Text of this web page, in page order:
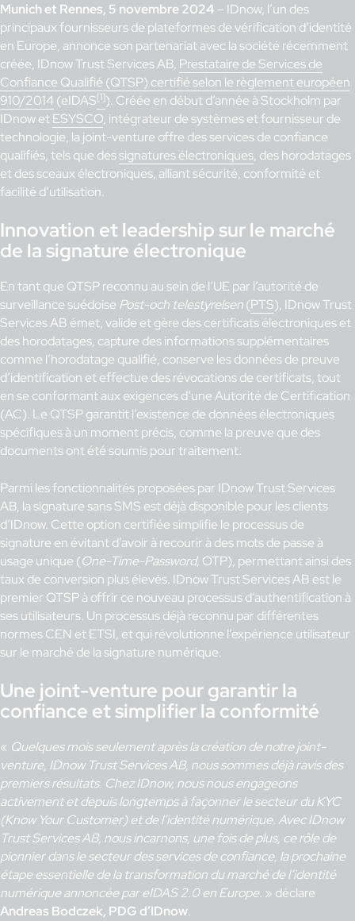
Munich et Rennes, 5 novembre 2024 – IDnow, l’un des
principaux fournisseurs de plateformes de vérification d’identité
en Europe, annonce son partenariat avec la société récemment
créée, IDnow Trust Services AB, Prestataire de Services de
Confiance Qualifié (QTSP) certifié selon le règlement européen
910/2014 (eIDAS[1]). Créée en début d’année à Stockholm par
IDnow etESYSCO, intégrateur de systèmes et fournisseur de
technologie, la joint-venture offre des services de confiance
qualifiés, tels que dessignatures électroniques, des horodatages
et des sceaux électroniques, alliant sécurité, conformité et
facilité d’utilisation.
Innovation et leadership sur le marché
de la signature électronique
En tant que QTSP reconnu au sein de l’UE par l’autorité de
surveillance suédoise Post-och telestyrelsen(PTS), IDnow Trust
Services AB émet, valide et gère des certificats électroniques et
des horodatages, capture des informations supplémentaires
comme l’horodatage qualifié, conserve les données de preuve
d’identification et effectue des révocations de certificats, tout
en se conformant aux exigences d’une Autorité de Certification
(AC). Le QTSP garantit l’existence de données électroniques
spécifiques à un moment précis, comme la preuve que des
documents ont été soumis pour traitement.
Parmi les fonctionnalités proposées par IDnow Trust Services
AB, la signature sans SMS est déjà disponible pour les clients
d’IDnow. Cette option certifiée simplifie le processus de
signature en évitant d’avoir à recourir à des mots de passe à
usage unique (One-Time-Password, OTP), permettant ainsi des
taux de conversion plus élevés. IDnow Trust Services AB est le
premier QTSP à offrir ce nouveau processus d’authentification à
ses utilisateurs. Un processus déjà reconnu par différentes
normes CEN et ETSI, et qui révolutionne l’expérience utilisateur
sur le marché de la signature numérique.
Une joint-venture pour garantir la
confiance et simplifier la conformité
« Quelques mois seulement après la création de notre joint-
venture, IDnow Trust Services AB, nous sommes déjà ravis des
premiers résultats. Chez IDnow, nous nous engageons
activement et depuis longtemps à façonner le secteur du KYC
(Know Your Customer) et de l’identité numérique. Avec IDnow
Trust Services AB, nous incarnons, une fois de plus, ce rôle de
pionnier dans le secteur des services de confiance, la prochaine
étape essentielle de la transformation du marché de l’identité
numérique annoncée par eIDAS 2.0 en Europe. » déclare
Andreas Bodczek, PDG d’IDnow.